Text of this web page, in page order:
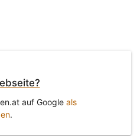
auf Google als
.